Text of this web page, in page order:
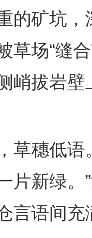
的矿坑
草场“缝
峭拔岩壁
穗低语
片新绿。
言语间充